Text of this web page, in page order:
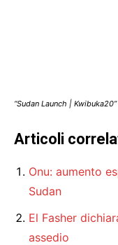
“Sudan Launch |
Articoli
Onu: aumento
Sudan
El Fasher
assedio